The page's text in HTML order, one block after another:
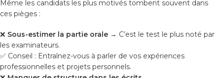
Même les candidats les plus motivés tombent souvent dans
ces pièges :
❌ Sous-estimer la partie orale → C’est le test le plus noté par
les examinateurs.
✅ Conseil : Entraînez-vous à parler de vos expériences
professionnelles et projets personnels.